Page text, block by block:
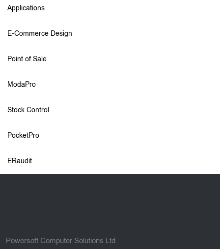
Applications
E-Commerce Design
Point of Sale
ModaPro
Stock Control
PocketPro
ERaudit
Powersoft Computer Solutions Ltd